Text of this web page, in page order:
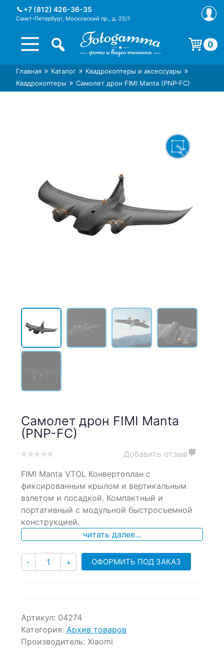
+7 (812) 426-36-35
Санкт-Петербург, Московский пр., д. 25/1
Интернет-магазин фототехники
Foto-Gamma в СПб
Магазин фотоаксессуаров foto-
gamma.ru
0
Корзина пуста.
Главная » Каталог » Квадрокоптеры и аксессуары »
Квадрокоптеры » Самолет дрон FIMI Manta (PNP-FC)
Самолет дрон FIMI Manta
(PNP-FC)
out
of
based
on
customer
ratings
Добавить отзыв
FIMI Manta VTOL Конвертоплан с
фиксированным крылом и вертикальным
взлетом и посадкой. Компактный и
портативный с модульной быстросъемной
конструкцией.
читать далее...
- Количество
+ ОФОРМИТЬ ПОД ЗАКАЗ
Артикул: 04274
Категория: Архив товаров
Производитель: Xiaomi